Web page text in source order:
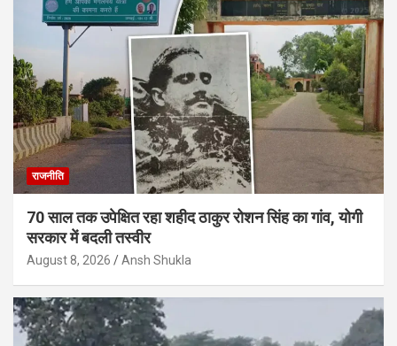
राजनीति
70 साल तक उपेक्षित रहा शहीद ठाकुर रोशन सिंह का गांव, योगी
सरकार में बदली तस्वीर
August 8, 2026 Ansh Shukla